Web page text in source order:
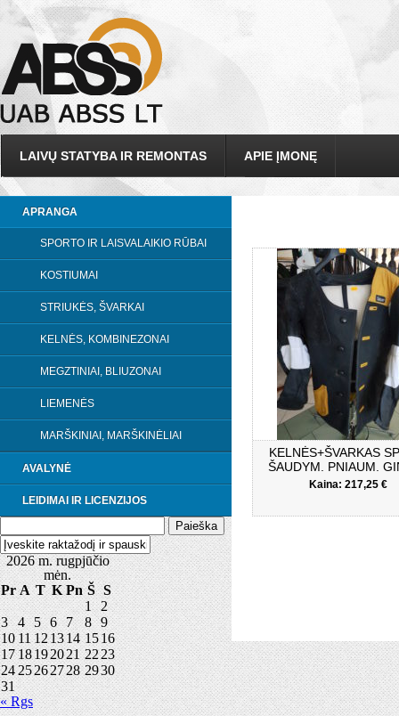
LAIVŲ STATYBA IR REMONTAS APIE ĮMONĘ
APRANGA
SPORTO IR LAISVALAIKIO RŪBAI
KOSTIUMAI
STRIUKĖS, ŠVARKAI
KELNĖS, KOMBINEZONAI
MEGZTINIAI, BLIUZONAI
LIEMENĖS
MARŠKINIAI, MARŠKINĖLIAI
AVALYNĖ
LEIDIMAI IR LICENZIJOS
2026 m. rugpjūčio
mėn.
Pr A T K Pn Š S
1 2
3
4 5 6 7 8 9
1011121314 1516
1718192021 2223
2425262728 2930
31
« Rgs
KELNĖS+ŠVARKAS
ŠAUDYM. PNIAUM.
Kaina: 217,25 €